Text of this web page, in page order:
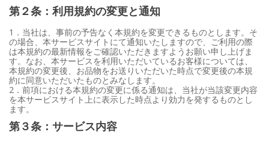
第２条：利用規約の変更と通知
1．当社は、事前の予告なく本規約を変更できるものとします。そ
の場合、本サービスサイトにて通知いたしますので、ご利用の際
は本規約の最新情報をご確認いただきますようお願い申し上げま
す。なお、本サービスを利用いただいているお客様については、
本規約の変更後、お品物をお送りいただいた時点で変更後の本規
約に同意いただいたものとみなします。
2．前項における本規約の変更に係る通知は、当社が当該変更内容
を本サービスサイト上に表示した時点より効力を発するものとし
ます。
第３条：サービス内容